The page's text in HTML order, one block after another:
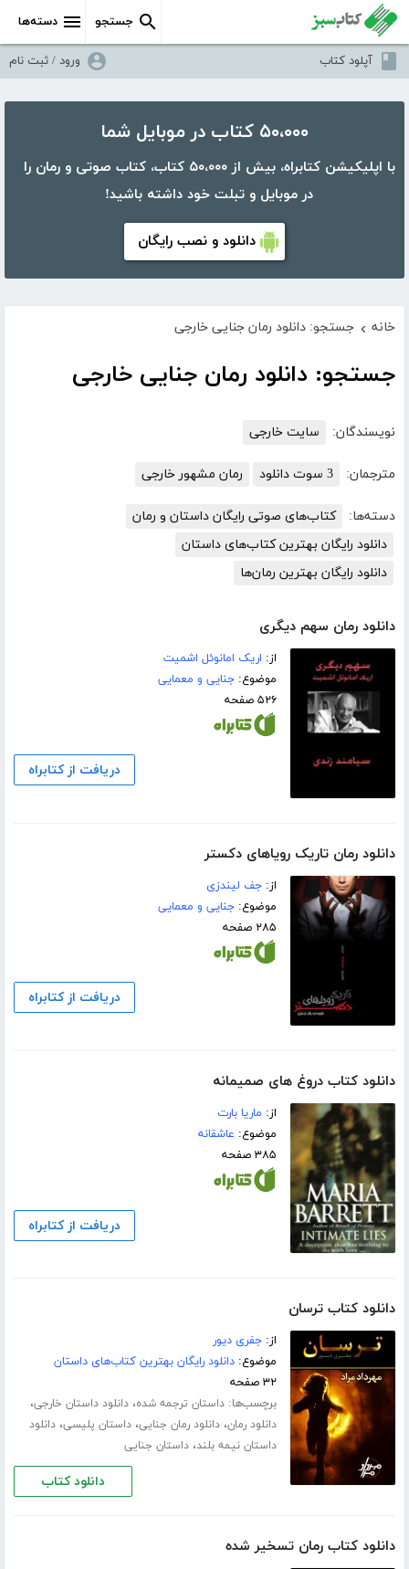
دسته‌ها جستجو
آپلود کتاب ورود / ثبت نام
۵۰،۰۰۰ کتاب در موبایل شما
با اپلیکیشن کتابراه، بیش از ۵۰،۰۰۰ کتاب، کتاب صوتی و رمان را
در موبایل و تبلت خود داشته باشید!
دانلود و نصب رایگان
خانه › جستجو: دانلود رمان جنایی خارجی
جستجو: دانلود رمان جنایی خارجی
نویسندگان: سایت خارجی
مترجمان: 3 سوت دانلود رمان مشهور خارجی
دسته‌ها:
کتاب‌های صوتی رایگان داستان و رمان
دانلود رایگان بهترین کتاب‌های داستان
دانلود رایگان بهترین رمان‌ها
دانلود رمان سهم دیگری
از: اریک امانوئل اشمیت
موضوع:جنایی و معمایی
۵۲۶ صفحه
دریافت از کتابراه
دانلود رمان تاریک رویاهای دکستر
از:جف لیندزی
موضوع:جنایی و معمایی
۲۸۵ صفحه
دریافت از کتابراه
دانلود کتاب دروغ های صمیمانه
از: ماریا بارت
موضوع: عاشقانه
۳۸۵ صفحه
دریافت از کتابراه
دانلود کتاب ترسان
از:جفری دیور
موضوع:دانلود رایگان بهترین کتاب‌های داستان
۳۲ صفحه
برچسب‌ها:داستان ترجمه شده،دانلود داستان خارجی،
دانلود رمان،دانلود رمان جنایی،داستان پلیسی،دانلود
داستان نیمه بلند،داستان جنایی
دانلود کتاب
دانلود کتاب رمان تسخیر شده